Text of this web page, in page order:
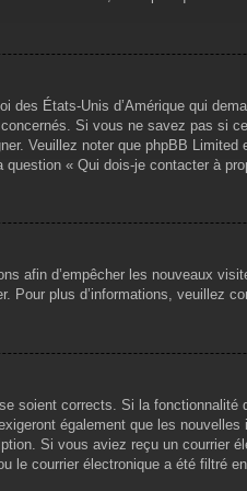
des États-Unis d’Amérique qui
Si vous ne savez pas si
Veuillez noter que phpBB
« Qui dois-je contacter à
afin d’empêcher les nouveaux
Pour plus d’informations, veuillez
soient corrects. Si la
également que les
Si vous aviez reçu un
le courrier électronique a été filtré